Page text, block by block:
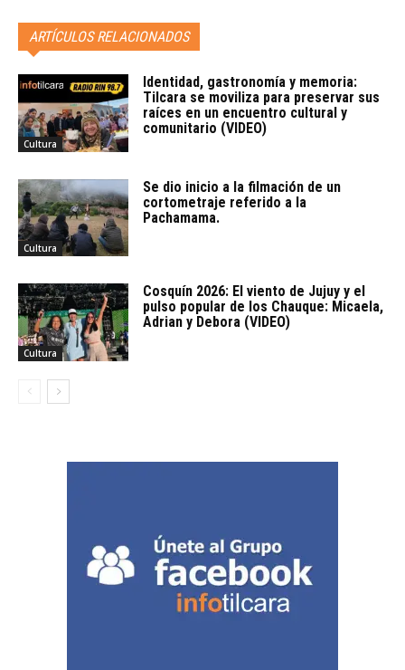
ARTÍCULOS RELACIONADOS
Cultura
Identidad, gastronomía y memoria:
Tilcara se moviliza para preservar sus
raíces en un encuentro cultural y
comunitario (VIDEO)
Cultura
Se dio inicio a la filmación de un
cortometraje referido a la
Pachamama.
Cultura
Cosquín 2026: El viento de Jujuy y el
pulso popular de los Chauque: Micaela,
Adrian y Debora (VIDEO)